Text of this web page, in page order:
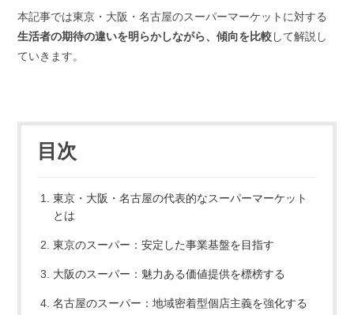
本記事では東京・大阪・名古屋のスーパーマーケットに対する
生活者の期待の違いを明らかしながら、傾向を比較して解説し
ていきます。
目次
東京・大阪・名古屋の代表的なスーパーマーケット
とは
東京のスーパー：安定した事業基盤を目指す
大阪のスーパー：魅力ある価値提供を標榜する
名古屋のスーパー：地域密着型個店主義を強化する